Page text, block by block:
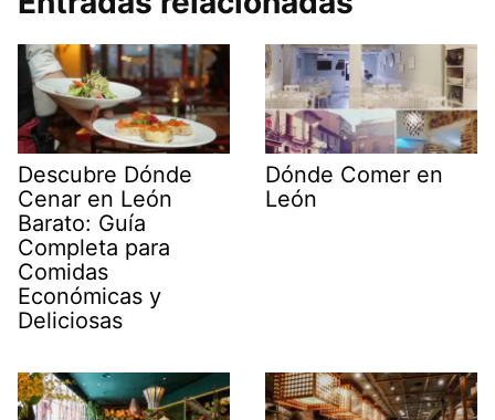
Descubre Dónde
Cenar en León
Barato: Guía
Completa para
Comidas
Económicas y
Deliciosas
Dónde Comer en
León